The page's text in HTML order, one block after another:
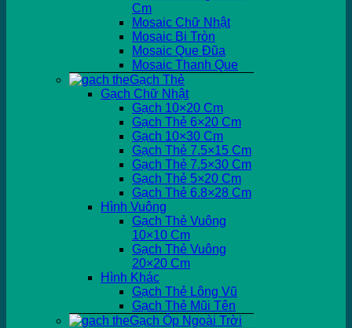
Cm
Mosaic Chữ Nhật
Mosaic Bi Tròn
Mosaic Que Đũa
Mosaic Thanh Que
Gạch Thẻ
Gạch Chữ Nhật
Gạch 10×20 Cm
Gạch Thẻ 6×20 Cm
Gạch 10×30 Cm
Gạch Thẻ 7.5×15 Cm
Gạch Thẻ 7.5×30 Cm
Gạch Thẻ 5×20 Cm
Gạch Thẻ 6.8×28 Cm
Hình Vuông
Gạch Thẻ Vuông
10×10 Cm
Gạch Thẻ Vuông
20×20 Cm
Hình Khác
Gạch Thẻ Lông Vũ
Gạch Thẻ Mũi Tên
Gạch Ốp Ngoài Trời